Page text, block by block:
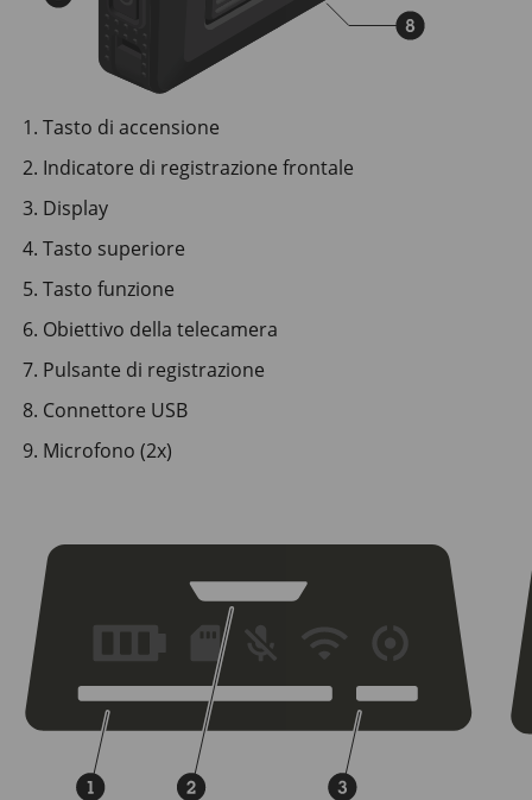
Tasto di accensione
Indicatore di registrazione frontale
Display
Tasto superiore
Tasto funzione
Obiettivo della telecamera
Pulsante di registrazione
Connettore USB
Microfono (2x)